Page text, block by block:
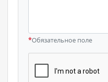
*Обязательное поле